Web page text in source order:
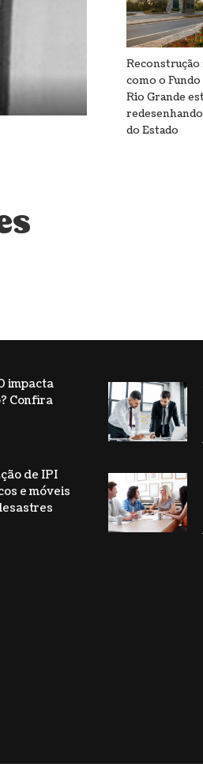
Reconstrução
como o
Rio Grande
do Estado
impacta
Confira
de IPI
e móveis